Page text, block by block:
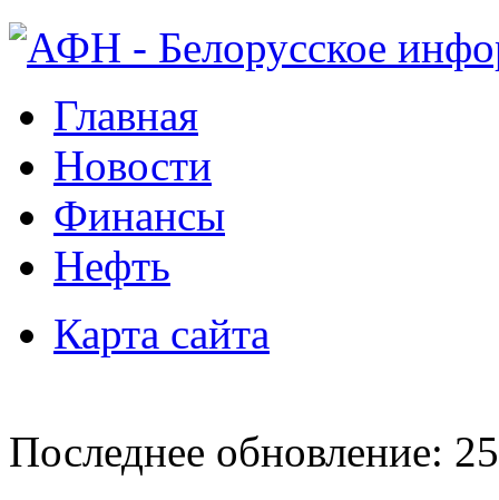
Главная
Новости
Финансы
Нефть
Карта сайта
Последнее обновление: